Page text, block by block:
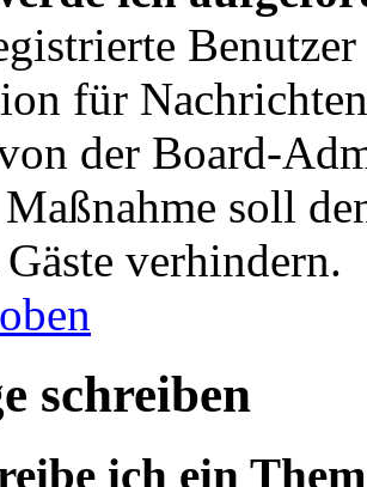
für
der Board-
soll
verhindern.
schreiben
ich ein